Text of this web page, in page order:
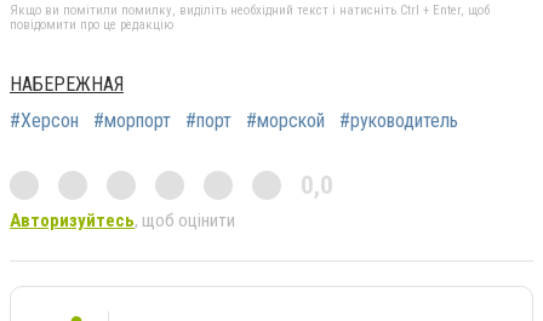
Якщо ви помітили помилку, виділіть необхідний текст і натисніть Ctrl + Enter, щоб
повідомити про це редакцію
НАБЕРЕЖНАЯ
#Херсон
#морпорт #порт #морской #руководитель
0,0
Авторизуйтесь, щоб оцінити